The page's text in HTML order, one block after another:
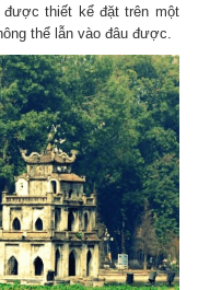
được thiết kể đặt trên một
thể lẫn vào đâu được.